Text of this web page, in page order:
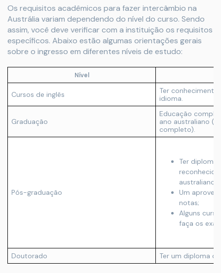
Os requisitos acadêmicos para fazer intercâmbio na
Austrália variam dependendo do nível do curso. Sendo
assim, você deve verificar com a instituição os requisitos
específicos. Abaixo estão algumas orientações gerais
sobre o ingresso em diferentes níveis de estudo:
Nível
Cursos de inglês
Ter
idioma.
Graduação
Educação
ano australiano
completo).
Pós-graduação
Ter diploma
australiano;
Um
notas;
Alguns
faça os
Doutorado Ter um diploma